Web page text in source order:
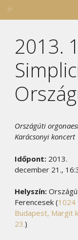
Kilépés
2013.
Országúti
Karácsonyi koncert
Időpont: 2013.
december 21.,
Helyszín:
Ferencesek (1024
Budapest, Margit
23.)